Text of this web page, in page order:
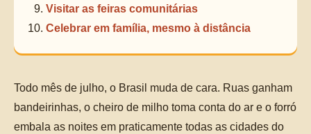
Visitar as feiras comunitárias
Celebrar em família, mesmo à distância
Todo mês de julho, o Brasil muda de cara. Ruas ganham
bandeirinhas, o cheiro de milho toma conta do ar e o forró
embala as noites em praticamente todas as cidades do